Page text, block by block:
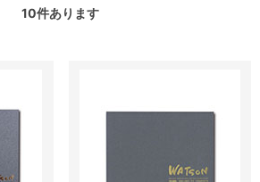
10件あります